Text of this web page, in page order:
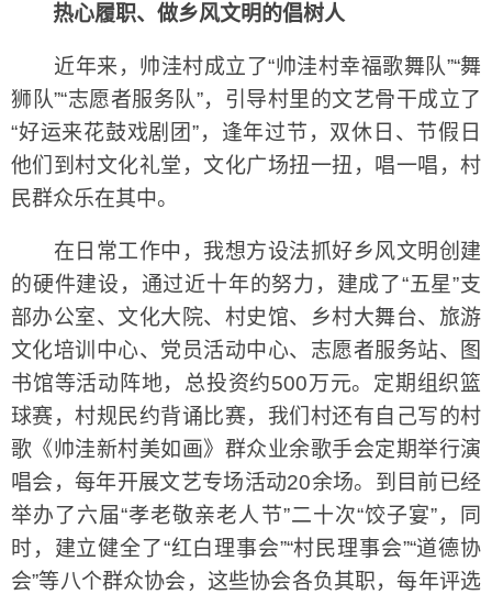
热心履职、做乡风文明的倡树人
近年来，帅洼村成立了“帅洼村幸福歌舞队”“舞
狮队”“志愿者服务队”，引导村里的文艺骨干成立了
“好运来花鼓戏剧团”，逢年过节，双休日、节假日
他们到村文化礼堂，文化广场扭一扭，唱一唱，村
民群众乐在其中。
在日常工作中，我想方设法抓好乡风文明创建
的硬件建设，通过近十年的努力，建成了“五星”支
部办公室、文化大院、村史馆、乡村大舞台、旅游
文化培训中心、党员活动中心、志愿者服务站、图
书馆等活动阵地，总投资约500万元。定期组织篮
球赛，村规民约背诵比赛，我们村还有自己写的村
歌《帅洼新村美如画》群众业余歌手会定期举行演
唱会，每年开展文艺专场活动20余场。到目前已经
举办了六届“孝老敬亲老人节”二十次“饺子宴”，同
时，建立健全了“红白理事会”“村民理事会”“道德协
会”等八个群众协会，这些协会各负其职，每年评选